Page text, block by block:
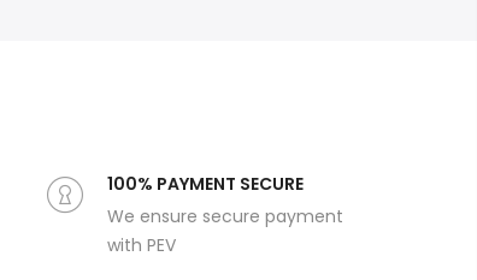
100% PAYMENT SECURE
We ensure secure payment
with PEV